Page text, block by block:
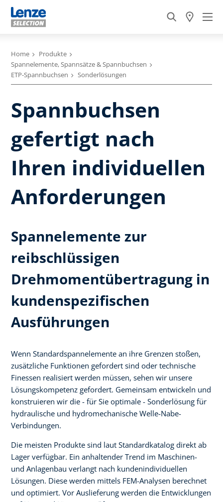
Home
Produkte
Spannelemente, Spannsätze & Spannbuchsen
ETP-Spannbuchsen
Sonderlösungen
Spannbuchsen
gefertigt nach
Ihren individuellen
Anforderungen
Spannelemente zur
reibschlüssigen
Drehmomentübertragung in
kundenspezifischen
Ausführungen
Wenn Standardspannelemente an ihre Grenzen stoßen,
zusätzliche Funktionen gefordert sind oder technische
Finessen realisiert werden müssen, sehen wir unsere
Lösungskompetenz gefordert. Gemeinsam entwickeln und
konstruieren wir die - für Sie optimale - Sonderlösung für
hydraulische und hydromechanische Welle-Nabe-
Verbindungen.
Die meisten Produkte sind laut Standardkatalog direkt ab
Lager verfügbar. Ein anhaltender Trend im Maschinen-
und Anlagenbau verlangt nach kundenindividuellen
Lösungen. Diese werden mittels FEM-Analysen berechnet
und optimiert. Vor Auslieferung werden die Entwicklungen